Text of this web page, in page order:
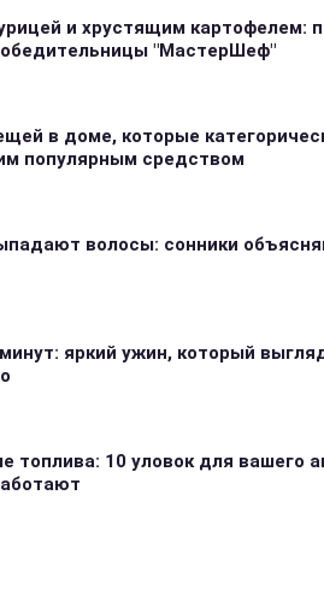
и хрустящим картофелем:
"МастерШеф"
в доме, которые
популярным средством
волосы: сонники
яркий ужин, который
топлива: 10 уловок для вашего